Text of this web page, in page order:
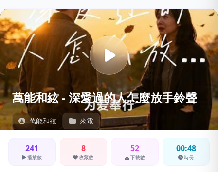
萬能和絃 - 深愛過的人怎麼放手鈴聲
萬能和絃 來電
241
播放數
8
收藏數
52
下載數
00:48
時長